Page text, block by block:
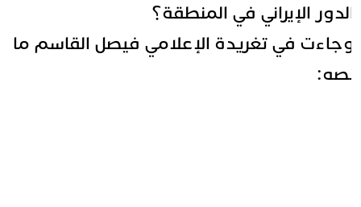
الإيراني في المنطقة؟
في تغريدة الإعلامي فيصل القاسم ما